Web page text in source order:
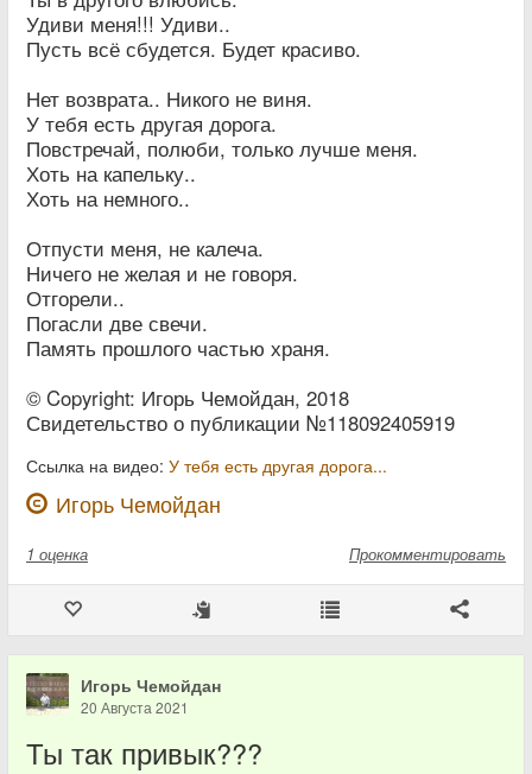
Удиви меня!!! Удиви..
Пусть всё сбудется. Будет красиво.
Нет возврата.. Никого не виня.
У тебя есть другая дорога.
Повстречай, полюби, только лучше меня.
Хоть на капельку..
Хоть на немного..
Отпусти меня, не калеча.
Ничего не желая и не говоря.
Отгорели..
Погасли две свечи.
Память прошлого частью храня.
© Copyright: Игорь Чемойдан, 2018
Свидетельство о публикации №118092405919
Ссылка на видео: У тебя есть другая дорога...
Игорь Чемойдан
1 оценка Прокомментировать
Игорь Чемойдан
20 Августа 2021
Ты так привык???